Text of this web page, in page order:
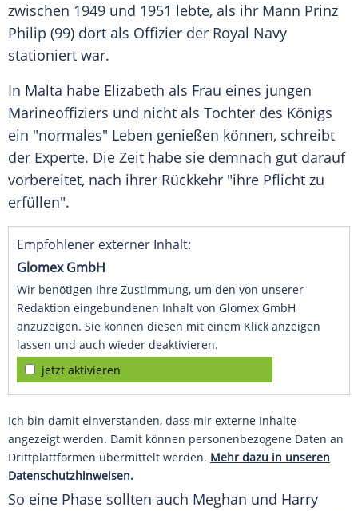
zwischen 1949 und 1951 lebte, als ihr Mann Prinz
Philip (99) dort als Offizier der Royal Navy
stationiert war.
In Malta habe Elizabeth als Frau eines jungen
Marineoffiziers und nicht als Tochter des Königs
ein "normales" Leben genießen können, schreibt
der Experte. Die Zeit habe sie demnach gut darauf
vorbereitet, nach ihrer Rückkehr "ihre Pflicht zu
erfüllen".
Empfohlener externer Inhalt:
Glomex GmbH
Wir benötigen Ihre Zustimmung, um den von unserer
Redaktion eingebundenen Inhalt von Glomex GmbH
anzuzeigen. Sie können diesen mit einem Klick anzeigen
lassen und auch wieder deaktivieren.
jetzt aktivieren
Ich bin damit einverstanden, dass mir externe Inhalte
angezeigt werden. Damit können personenbezogene Daten an
Drittplattformen übermittelt werden. Mehr dazu in unseren
Datenschutzhinweisen.
So eine Phase sollten auch Meghan und Harry